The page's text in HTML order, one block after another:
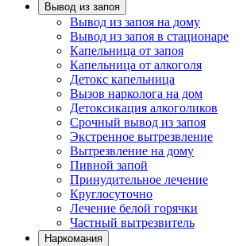
Вывод из запоя
Вывод из запоя на дому
Вывод из запоя в стационаре
Капельница от запоя
Капельница от алкоголя
Детокс капельница
Вызов нарколога на дом
Детоксикация алкоголиков
Срочный вывод из запоя
Экстренное вытрезвление
Вытрезвление на дому
Пивной запой
Принудительное лечение
Круглосуточно
Лечение белой горячки
Частный вытрезвитель
Наркомания